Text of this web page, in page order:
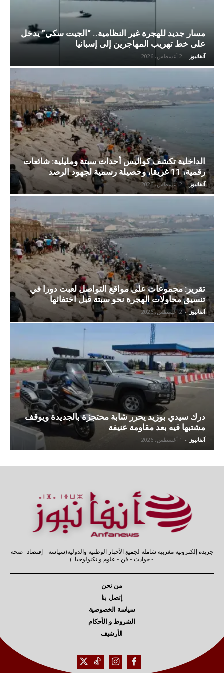
مسار جديد للهجرة غير النظامية.. “الجيت سكي” يدخل
على خط تهريب المهاجرين إلى إسبانيا
آنفانيوز - 2 أغسطس، 2026
الداخلية تكشف كواليس أحداث سبتة ومليلية: شائعات
رقمية، 11 غريقا، وحصيلة رسمية لجهود الرصد
آنفانيوز - 2 أغسطس، 2026
تقرير: مجموعات على مواقع التواصل لعبت دورا في
تنسيق محاولات الهجرة نحو سبتة قبل اختفائها
آنفانيوز - 2 أغسطس، 2026
درك سيدي بوزيد يحرر شابة محتجزة بالجديدة ويوقف
مشتبها فيه بعد مقاومة عنيفة
آنفانيوز - 1 أغسطس، 2026
جريدة إلكترونية مغربية شاملة لجميع الأخبار الوطنية والدولية(سياسة - إقتصاد -صحة
- حوادث - فن - علوم و تكنولوجيا .)
من نحن
إتصل بنا
سياسة الخصوصية
الشروط و الأحكام
الأرشيف